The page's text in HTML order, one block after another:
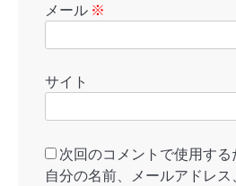
メール ※
サイト
次回のコメントで使用す
自分の名前、メールアドレ